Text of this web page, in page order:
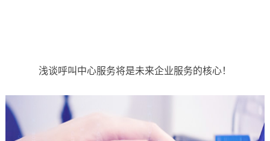
浅谈呼叫中心服务将是未来企业服务的核心！